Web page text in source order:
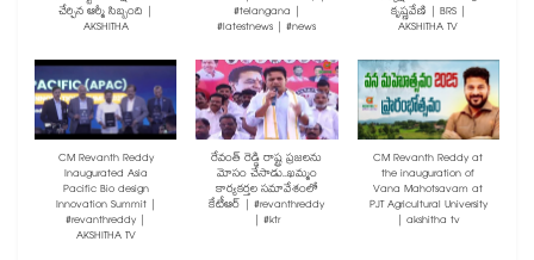
చేర్చిన ఆర్మీ సిబ్బంది |
AKSHITHA
#telangana |
#latestnews | #news
కృష్ణవేణి | BRS |
AKSHITHA TV
CM Revanth Reddy
Inaugurated Asia
Pacific Bio design
Innovation Summit |
#revanthreddy |
AKSHITHA TV
రేవంత్ రెడ్డి రాష్ట్ర ప్రజలను
మోసం చేసాడు..ఖమ్మం
కార్యకర్తల సమావేశంలో
కేటీఆర్ | #revanthreddy
| #ktr
CM Revanth Reddy at
the inauguration of
Vana Mahotsavam at
PJT Agricultural University
| akshitha tv